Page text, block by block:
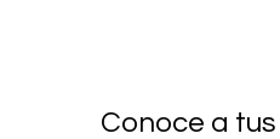
Conoce a